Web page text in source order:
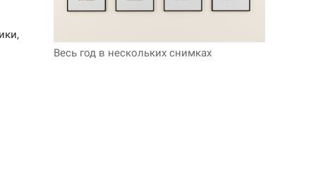
Весь год в нескольких снимках